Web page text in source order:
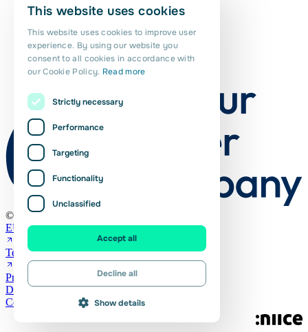
© Euro Planit 2026
EURES
Terms and Conditions (NL)
Privacy statement
Downloads
Cookies
DUTCH
PORTUGUESE
This website uses cookies
This website uses cookies to improve user
experience. By using our website you
consent to all cookies in accordance with
our Cookie Policy. Read more
Strictly necessary
Performance
Targeting
Functionality
Unclassified
Accept all
Decline all
Show details